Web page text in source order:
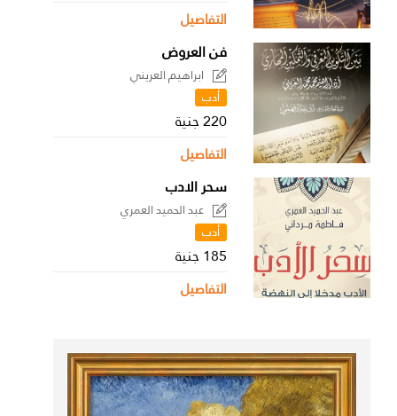
التفاصيل
فن العروض
ابراهيم العريني
أدب
220 جنية
التفاصيل
سحر الادب
عبد الحميد العمري
أدب
185 جنية
التفاصيل